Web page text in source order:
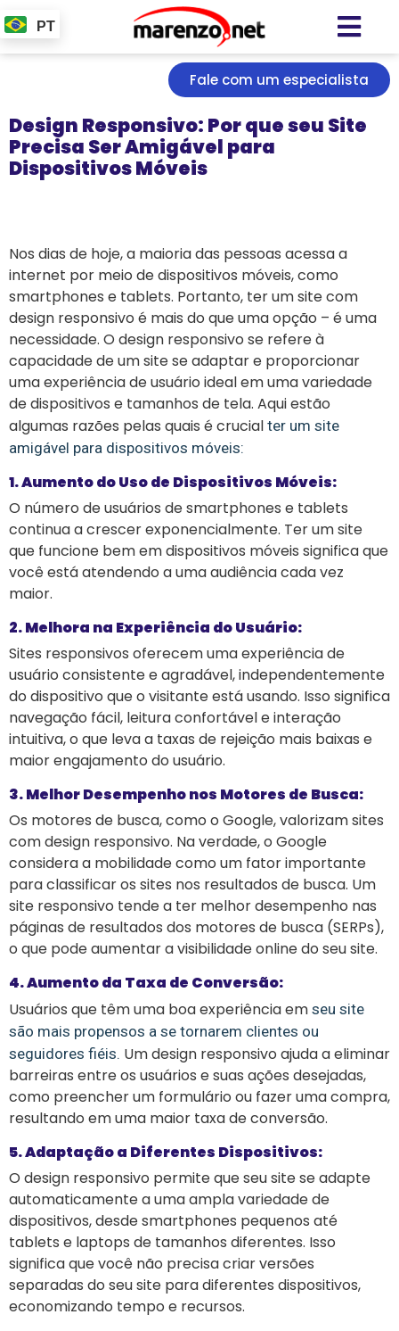
PT
Fale com um especialista
Design Responsivo: Por que seu Site
Precisa Ser Amigável para
Dispositivos Móveis
Nos dias de hoje, a maioria das pessoas acessa a
internet por meio de dispositivos móveis, como
smartphones e tablets. Portanto, ter um site com
design responsivo é mais do que uma opção – é uma
necessidade. O design responsivo se refere à
capacidade de um site se adaptar e proporcionar
uma experiência de usuário ideal em uma variedade
de dispositivos e tamanhos de tela. Aqui estão
algumas razões pelas quais é crucial ter um site
amigável para dispositivos móveis:
1. Aumento do Uso de Dispositivos Móveis:
O número de usuários de smartphones e tablets
continua a crescer exponencialmente. Ter um site
que funcione bem em dispositivos móveis significa que
você está atendendo a uma audiência cada vez
maior.
2. Melhora na Experiência do Usuário:
Sites responsivos oferecem uma experiência de
usuário consistente e agradável, independentemente
do dispositivo que o visitante está usando. Isso significa
navegação fácil, leitura confortável e interação
intuitiva, o que leva a taxas de rejeição mais baixas e
maior engajamento do usuário.
3. Melhor Desempenho nos Motores de Busca:
Os motores de busca, como o Google, valorizam sites
com design responsivo. Na verdade, o Google
considera a mobilidade como um fator importante
para classificar os sites nos resultados de busca. Um
site responsivo tende a ter melhor desempenho nas
páginas de resultados dos motores de busca (SERPs),
o que pode aumentar a visibilidade online do seu site.
4. Aumento da Taxa de Conversão:
Usuários que têm uma boa experiência em seu site
são mais propensos a se tornarem clientes ou
seguidores fiéis. Um design responsivo ajuda a eliminar
barreiras entre os usuários e suas ações desejadas,
como preencher um formulário ou fazer uma compra,
resultando em uma maior taxa de conversão.
5. Adaptação a Diferentes Dispositivos:
O design responsivo permite que seu site se adapte
automaticamente a uma ampla variedade de
dispositivos, desde smartphones pequenos até
tablets e laptops de tamanhos diferentes. Isso
significa que você não precisa criar versões
separadas do seu site para diferentes dispositivos,
economizando tempo e recursos.